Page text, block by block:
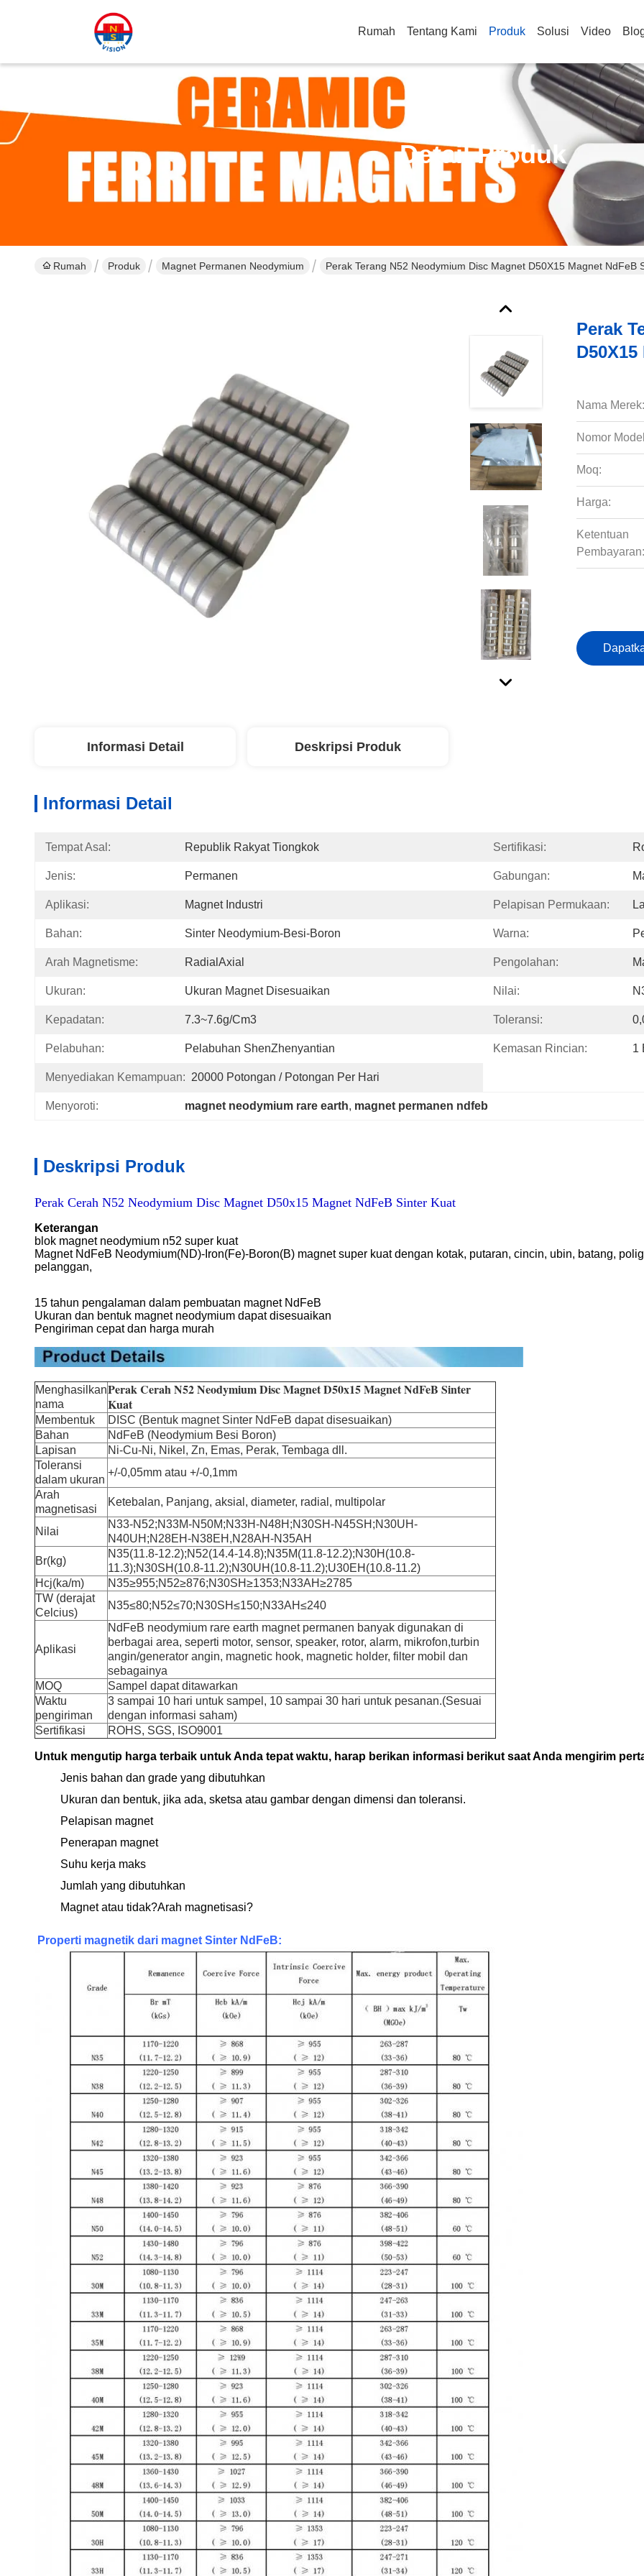
Rumah Tentang Kami Produk Solusi Video
Detail Produk
Rumah Produk Magnet Permanen Neodymium Perak Terang N52 Neodymium Disc Magnet D50X15 Magnet NdFeB
Perak
Nama Merek:
Nomor
Moq:
Harga:
Ketentuan
Pembayaran:
Informasi Detail Deskripsi Produk
Informasi Detail
Tempat Asal: Republik Rakyat Tiongkok Sertifikasi:
Jenis: Permanen Gabungan:
Aplikasi: Magnet Industri Pelapisan Permukaan:
Bahan: Sinter Neodymium-Besi-Boron Warna:
Arah Magnetisme: RadialAxial Pengolahan:
Ukuran: Ukuran Magnet Disesuaikan Nilai:
Kepadatan: 7.3~7.6g/cm3 Toleransi:
Pelabuhan: Pelabuhan ShenZhenyantian Kemasan Rincian: 1
Menyediakan Kemampuan: 20000 Potongan / Potongan Per Hari
Menyoroti: magnet neodymium rare earth, magnet permanen ndfeb
Deskripsi Produk
Perak Cerah N52 Neodymium Disc Magnet D50x15 Magnet NdFeB Sinter Kuat
Keterangan
blok magnet neodymium n52 super kuat
Magnet NdFeB Neodymium(ND)-Iron(Fe)-Boron(B) magnet super kuat dengan kotak, putaran, cincin, ubin, batang,
pelanggan,
15 tahun pengalaman dalam pembuatan magnet NdFeB
Ukuran dan bentuk magnet neodymium dapat disesuaikan
Pengiriman cepat dan harga murah
Menghasilkan
nama
Perak Cerah N52 Neodymium Disc Magnet D50x15 Magnet NdFeB Sinter
Kuat
Membentuk
DISC (Bentuk magnet Sinter NdFeB dapat disesuaikan)
Bahan
NdFeB (Neodymium Besi Boron)
Lapisan
Ni-Cu-Ni, Nikel, Zn, Emas, Perak, Tembaga dll.
Toleransi
dalam ukuran
+/-0,05mm atau +/-0,1mm
Arah
magnetisasi
Ketebalan, Panjang, aksial, diameter, radial, multipolar
Nilai
N33-N52;N33M-N50M;N33H-N48H;N30SH-N45SH;N30UH-
N40UH;N28EH-N38EH,N28AH-N35AH
Br(kg)
N35(11.8-12.2);N52(14.4-14.8);N35M(11.8-12.2);N30H(10.8-
11.3);N30SH(10.8-11.2);N30UH(10.8-11.2);U30EH(10.8-11.2)
Hcj(ka/m)
N35≥955;N52≥876;N30SH≥1353;N33AH≥2785
TW (derajat
Celcius)
N35≤80;N52≤70;N30SH≤150;N33AH≤240
Aplikasi
NdFeB neodymium rare earth magnet permanen banyak digunakan di
berbagai area, seperti motor, sensor, speaker, rotor, alarm, mikrofon,turbin
angin/generator angin, magnetic hook, magnetic holder, filter mobil dan
sebagainya
MOQ
Sampel dapat ditawarkan
Waktu
pengiriman
3 sampai 10 hari untuk sampel, 10 sampai 30 hari untuk pesanan.(Sesuai
dengan informasi saham)
Sertifikasi
ROHS, SGS, ISO9001
Untuk mengutip harga terbaik untuk Anda tepat waktu, harap berikan informasi berikut saat Anda mengirim
Jenis bahan dan grade yang dibutuhkan
Ukuran dan bentuk, jika ada, sketsa atau gambar dengan dimensi dan toleransi.
Pelapisan magnet
Penerapan magnet
Suhu kerja maks
Jumlah yang dibutuhkan
Magnet atau tidak?Arah magnetisasi?
Properti magnetik dari magnet Sinter NdFeB: